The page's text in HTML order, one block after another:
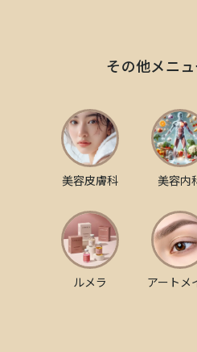
その他メニ
美容皮膚科 美容内
ルメラ アートメ